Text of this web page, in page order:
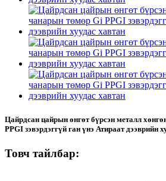
Цайрдсан цайрын өнгөт бүрсэн металл
PPGI зэвэрдэггүй ган үнэ Атираат дээврийн
Товч тайлбар: